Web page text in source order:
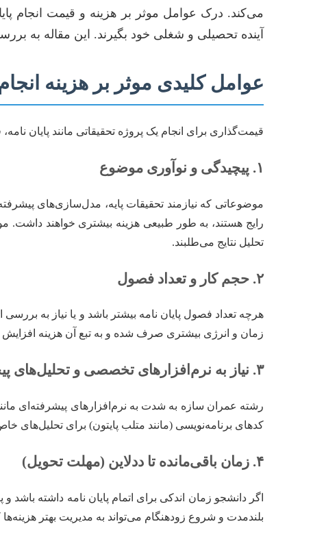
می‌کند. درک عوامل موثر بر هزینه و قیمت انجام
آینده تحصیلی و شغلی خود بگیرند. این مقاله به
عوامل کلیدی موثر بر هزینه
قیمت‌گذاری برای انجام یک پروژه تحقیقاتی مانند پایان
۱. پیچیدگی و نوآوری موضوع
موضوعاتی که نیازمند تحقیقات پایه، مدل‌سازی‌های
رایج هستند، به طور طبیعی هزینه بیشتری خواهند داشت.
تحلیل نتایج می‌طلبند.
۲. حجم کار و تعداد فصول
هرچه تعداد فصول پایان نامه بیشتر باشد و یا نیاز به
زمان و انرژی بیشتری صرف شده و به تبع آن هزینه افزایش
۳. نیاز به نرم‌افزارهای تخصصی و تحلیل‌های پیچیده
کدهای برنامه‌نویسی (مانند متلب پایتون) برای تحلیل‌های
۴. زمان باقی‌مانده تا ددلاین (مهلت تحویل)
اگر دانشجو زمان اندکی برای اتمام پایان نامه داشته
بلندمدت و شروع زودهنگام می‌تواند به مدیریت بهتر